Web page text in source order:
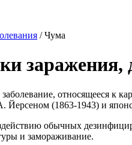
/ Чума
заражения,
относящееся к
Йерсеном (1863-1943) и
обычных
и замораживание.